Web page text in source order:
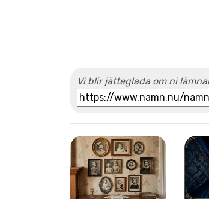
Vi blir jätteglada om ni